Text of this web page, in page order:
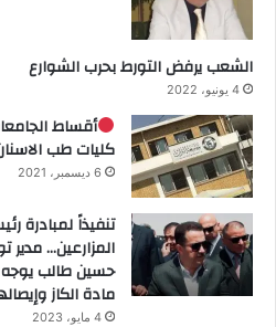
الشعب يرفض التورط بحرب الشوارع
4 يونيو، 2022
أقساط
كليات طب
6 ديسمبر، 2021
تنفيذاً لمبادرة
المزارعين… مدير
حسين طالب يوجه
مادة الكاز
4 مايو، 2023